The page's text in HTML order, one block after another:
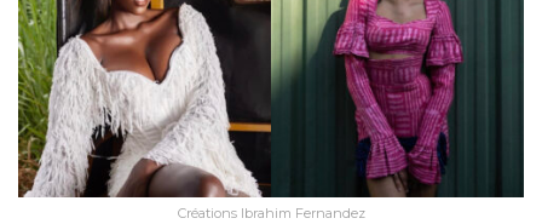
Créations Ibrahim Fernandez